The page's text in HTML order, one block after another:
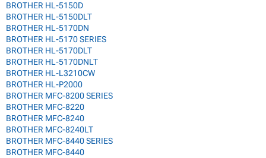
BROTHER HL-5150D
BROTHER HL-5150DLT
BROTHER HL-5170DN
BROTHER HL-5170 SERIES
BROTHER HL-5170DLT
BROTHER HL-5170DNLT
BROTHER HL-L3210CW
BROTHER HL-P2000
BROTHER MFC-8200 SERIES
BROTHER MFC-8220
BROTHER MFC-8240
BROTHER MFC-8240LT
BROTHER MFC-8440 SERIES
BROTHER MFC-8440